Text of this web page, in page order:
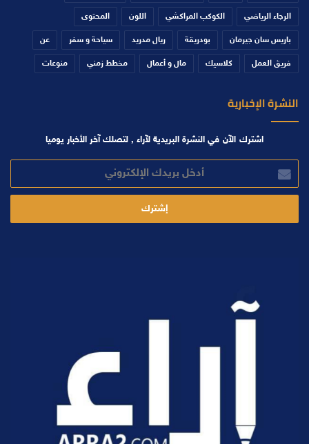
الرجاء الرياضي الكوكب المراكشي اللون المحتوى
باريس سان جيرمان بودريقة ريال مدريد سياحة و سفر عن
فريق العمل كلاسيك مال و أعمال مخطط زمني منوعات
النشرة الإخبارية
اشترك الآن في النشرة البريدية لآراء , لتصلك آخر الأخبار يوميا
بريدك
الإلكتروني